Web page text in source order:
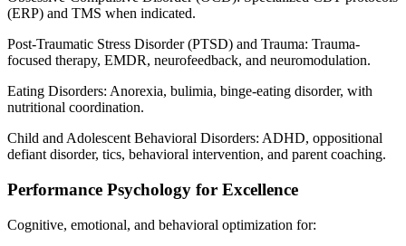
(ERP) and TMS when indicated.
Post-Traumatic Stress Disorder (PTSD) and Trauma: Trauma-
focused therapy, EMDR, neurofeedback, and neuromodulation.
Eating Disorders: Anorexia, bulimia, binge-eating disorder, with
nutritional coordination.
Child and Adolescent Behavioral Disorders: ADHD, oppositional
defiant disorder, tics, behavioral intervention, and parent coaching.
Performance Psychology for Excellence
Cognitive, emotional, and behavioral optimization for: